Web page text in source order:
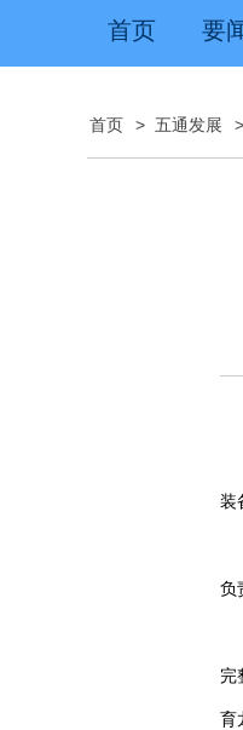
首页 要
首页 > 五通发展 >
装
负
完
育